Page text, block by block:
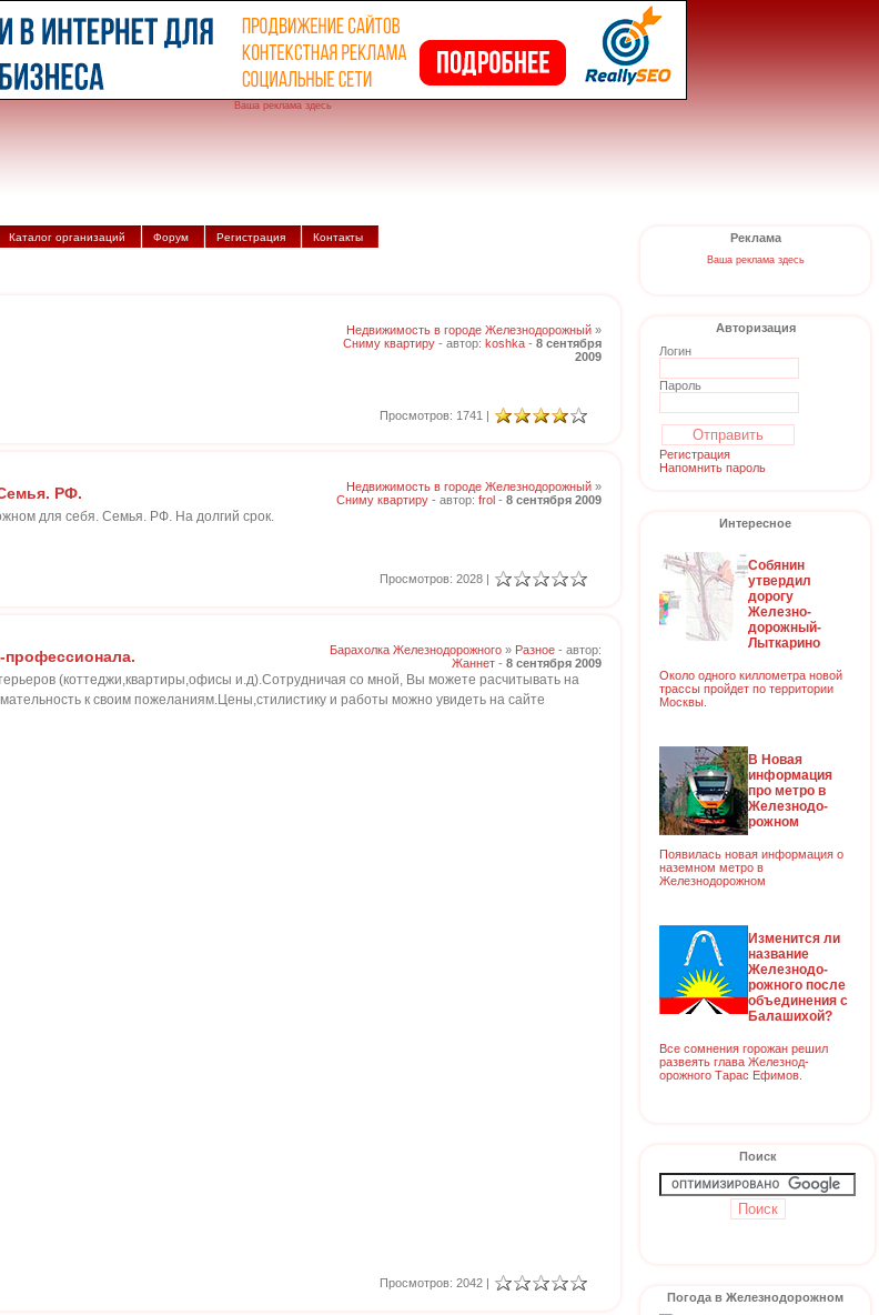
Ваша реклама здесь
Каталог организаций Форум Регистрация Контакты
Недвижимость в городе Железнодорожный »
Сниму квартиру - автор: koshka - 8 сентября
2009
Просмотров: 1741 |
РФ. Недвижимость в городе Железнодорожный »
Сниму квартиру - автор: frol - 8 сентября 2009
для себя. Семья. РФ. На долгий срок.
Просмотров: 2028 |
профессионала. Барахолка Железнодорожного » Разное - автор:
Жаннет - 8 сентября 2009
(коттеджи,квартиры,офисы и.д).Сотрудничая со мной, Вы можете расчитывать на
к своим пожеланиям.Цены,стилистику и работы можно увидеть на сайте
Просмотров: 2042 |
Реклама
Ваша реклама здесь
Авторизация
Логин
Пароль
Регистрация
Напомнить пароль
Интересное
Собянин
утвердил
дорогу
Железно-
дорожный-
Лыткарино
Около одного киллометра новой
трассы пройдет по территории
Москвы.
В Новая
информация
про метро в
Железнодо-
рожном
Появилась новая информация о
наземном метро в
Железнодорожном
Изменится ли
название
Железнодо-
рожного после
объединения с
Балашихой?
Все сомнения горожан решил
развеять глава Железнод-
орожного Тарас Ефимов.
Поиск
Погода в Железнодорожном